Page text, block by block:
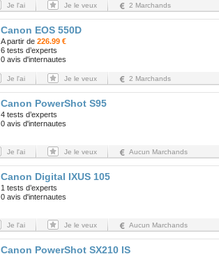
Je l'ai Je le veux 2 Marchands
Canon EOS 550D
A partir de 226.99 €
6 tests d’experts
0 avis d'internautes
Je l'ai Je le veux 2 Marchands
Canon PowerShot S95
4 tests d’experts
0 avis d'internautes
Je l'ai Je le veux Aucun Marchands
Canon Digital IXUS 105
1 tests d’experts
0 avis d'internautes
Je l'ai Je le veux Aucun Marchands
Canon PowerShot SX210 IS